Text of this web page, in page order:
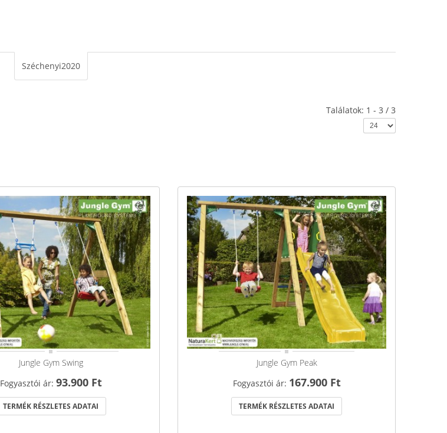
Széchenyi2020
Találatok: 1 - 3 / 3
Jungle Gym Swing
Fogyasztói ár: 93.900 Ft
TERMÉK RÉSZLETES ADATAI
Jungle Gym Peak
Fogyasztói ár: 167.900 Ft
TERMÉK RÉSZLETES ADATAI